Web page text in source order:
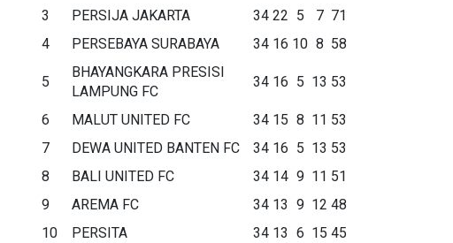
3
PERSIJA JAKARTA 34 22 5 7 71
4
PERSEBAYA SURABAYA 34 16 10 8 58
5
BHAYANGKARA PRESISI
LAMPUNG FC
34 16 5 13 53
6 MALUT UNITED FC 34 15 8 11 53
7
DEWA UNITED BANTEN FC 34 16 5 13 53
8
BALI UNITED FC 34 14 9 11 51
9
AREMA FC 34 13 9 12 48
10
PERSITA 34 13 6 15 45